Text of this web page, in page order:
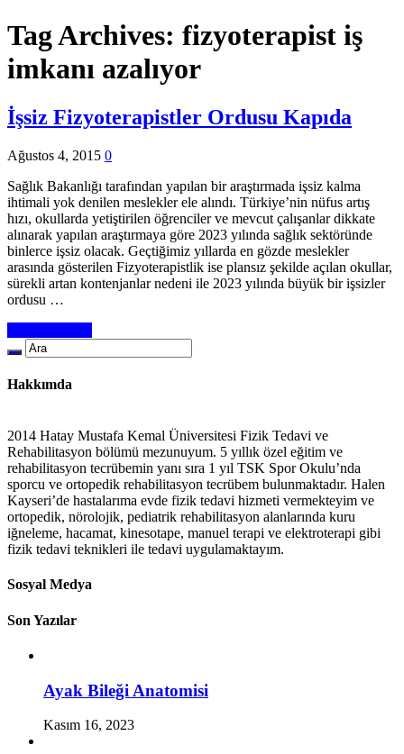
Tag Archives: fizyoterapist iş
imkanı azalıyor
İşsiz Fizyoterapistler Ordusu Kapıda
Ağustos 4, 2015 0
Sağlık Bakanlığı tarafından yapılan bir araştırmada işsiz kalma
ihtimali yok denilen meslekler ele alındı. Türkiye’nin nüfus artış
hızı, okullarda yetiştirilen öğrenciler ve mevcut çalışanlar dikkate
alınarak yapılan araştırmaya göre 2023 yılında sağlık sektöründe
binlerce işsiz olacak. Geçtiğimiz yıllarda en gözde meslekler
arasında gösterilen Fizyoterapistlik ise plansız şekilde açılan okullar,
sürekli artan kontenjanlar nedeni ile 2023 yılında büyük bir işsizler
ordusu …
Hakkımda
2014 Hatay Mustafa Kemal Üniversitesi Fizik Tedavi ve
Rehabilitasyon bölümü mezunuyum. 5 yıllık özel eğitim ve
rehabilitasyon tecrübemin yanı sıra 1 yıl TSK Spor Okulu’nda
sporcu ve ortopedik rehabilitasyon tecrübem bulunmaktadır. Halen
Kayseri’de hastalarıma evde fizik tedavi hizmeti vermekteyim ve
ortopedik, nörolojik, pediatrik rehabilitasyon alanlarında kuru
iğneleme, hacamat, kinesotape, manuel terapi ve elektroterapi gibi
fizik tedavi teknikleri ile tedavi uygulamaktayım.
Sosyal Medya
Son Yazılar
Ayak Bileği Anatomisi
Kasım 16, 2023